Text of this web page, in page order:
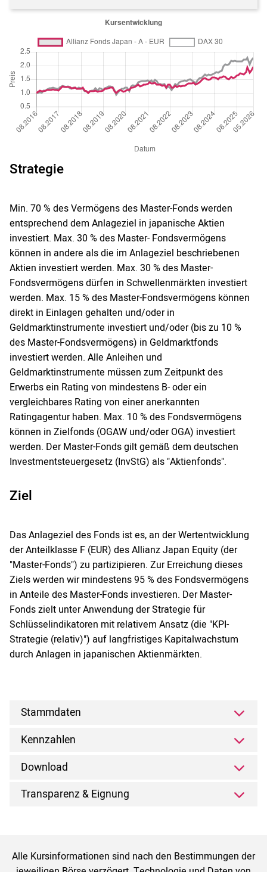
Strategie
Min. 70 % des Vermögens des Master-Fonds werden
entsprechend dem Anlageziel in japanische Aktien
investiert. Max. 30 % des Master- Fondsvermögens
können in andere als die im Anlageziel beschriebenen
Aktien investiert werden. Max. 30 % des Master-
Fondsvermögens dürfen in Schwellenmärkten investiert
werden. Max. 15 % des Master-Fondsvermögens können
direkt in Einlagen gehalten und/oder in
Geldmarktinstrumente investiert und/oder (bis zu 10 %
des Master-Fondsvermögens) in Geldmarktfonds
investiert werden. Alle Anleihen und
Geldmarktinstrumente müssen zum Zeitpunkt des
Erwerbs ein Rating von mindestens B- oder ein
vergleichbares Rating von einer anerkannten
Ratingagentur haben. Max. 10 % des Fondsvermögens
können in Zielfonds (OGAW und/oder OGA) investiert
werden. Der Master-Fonds gilt gemäß dem deutschen
Investmentsteuergesetz (InvStG) als "Aktienfonds".
Ziel
Das Anlageziel des Fonds ist es, an der Wertentwicklung
der Anteilklasse F (EUR) des Allianz Japan Equity (der
"Master-Fonds") zu partizipieren. Zur Erreichung dieses
Ziels werden wir mindestens 95 % des Fondsvermögens
in Anteile des Master-Fonds investieren. Der Master-
Fonds zielt unter Anwendung der Strategie für
Schlüsselindikatoren mit relativem Ansatz (die "KPI-
Strategie (relativ)") auf langfristiges Kapitalwachstum
durch Anlagen in japanischen Aktienmärkten.
Stammdaten
Kennzahlen
Download
Transparenz & Eignung
Alle Kursinformationen sind nach den Bestimmungen der